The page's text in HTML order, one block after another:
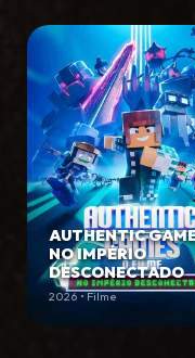
AUTHENTIC
NO IMPÉRIO
DESCONECTADO
2026 • Filme